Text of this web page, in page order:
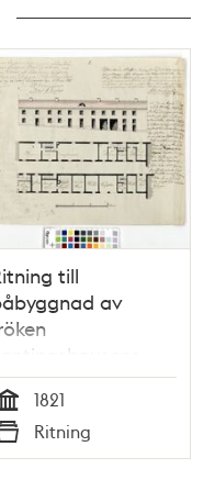
till
av
på Blasieholmen
1821
Ritning